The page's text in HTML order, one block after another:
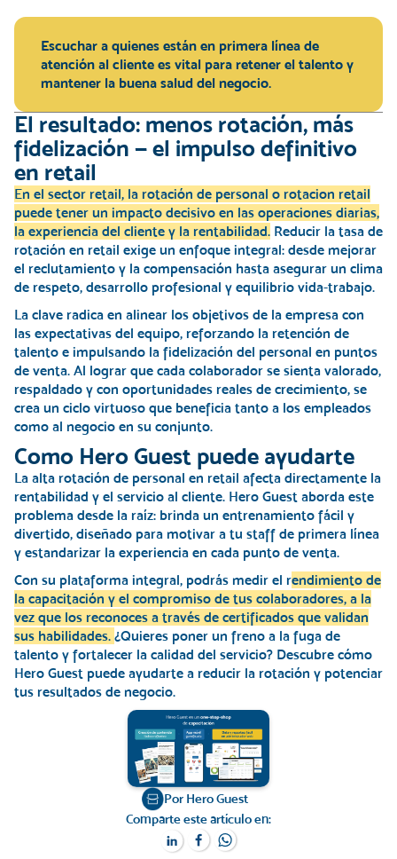
Escuchar a quienes están en primera línea de
atención al cliente es vital para retener el talento y
mantener la buena salud del negocio.
El resultado: menos rotación, más
fidelización — el impulso definitivo
en retail
En el sector retail, la rotación de personal o rotacion retail
puede tener un impacto decisivo en las operaciones diarias,
la experiencia del cliente y la rentabilidad. Reducir la tasa de
rotación en retail exige un enfoque integral: desde mejorar
el reclutamiento y la compensación hasta asegurar un clima
de respeto, desarrollo profesional y equilibrio vida-trabajo.
La clave radica en alinear los objetivos de la empresa con
las expectativas del equipo, reforzando la retención de
talento e impulsando la fidelización del personal en puntos
de venta. Al lograr que cada colaborador se sienta valorado,
respaldado y con oportunidades reales de crecimiento, se
crea un ciclo virtuoso que beneficia tanto a los empleados
como al negocio en su conjunto.
Como Hero Guest puede ayudarte
La alta rotación de personal en retail afecta directamente la
rentabilidad y el servicio al cliente. Hero Guest aborda este
problema desde la raíz: brinda un entrenamiento fácil y
divertido, diseñado para motivar a tu staff de primera línea
y estandarizar la experiencia en cada punto de venta.
Con su plataforma integral, podrás medir el rendimiento de
la capacitación y el compromiso de tus colaboradores, a la
vez que los reconoces a través de certificados que validan
sus habilidades. ¿Quieres poner un freno a la fuga de
talento y fortalecer la calidad del servicio? Descubre cómo
Hero Guest puede ayudarte a reducir la rotación y potenciar
tus resultados de negocio.
Por Hero Guest
Comparte este artículo en: